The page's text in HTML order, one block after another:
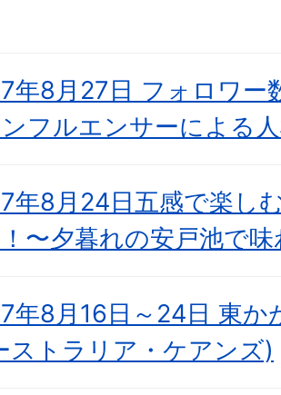
年8月27日 フォロワー
フルエンサーによる
年8月24日五感で楽し
〜夕暮れの安戸池で
年8月16日～24日 東か
ストラリア・ケアンズ)